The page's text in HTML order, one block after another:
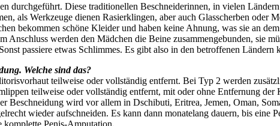
durchgeführt. Diese traditionellen Beschneiderinnen, in vielen
als Werkzeuge dienen Rasierklingen, aber auch Glasscherben oder
bekommen schöne Kleider und haben keine Ahnung, was sie an
Anschluss werden den Mädchen die Beine zusammengebunden, sie
passiere etwas Schlimmes. Es gibt also in den betroffenen
Welche sind das?
teilweise oder vollständig entfernt. Bei Typ 2 werden
teilweise oder vollständig entfernt, mit oder ohne Entfernung
Beschneidung wird vor allem in Dschibuti, Eritrea, Jemen, Oman,
wieder aufschneiden. Es kann dann monatelang dauern, bis
komplette Penis-Amputation.